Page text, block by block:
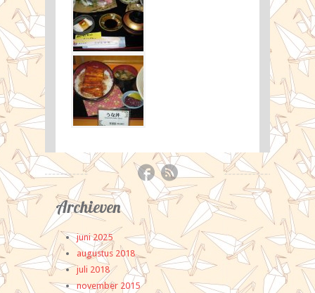
Archieven
juni 2025
augustus 2018
juli 2018
november 2015